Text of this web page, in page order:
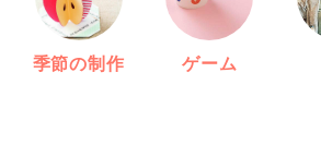
季節の制作 ゲーム